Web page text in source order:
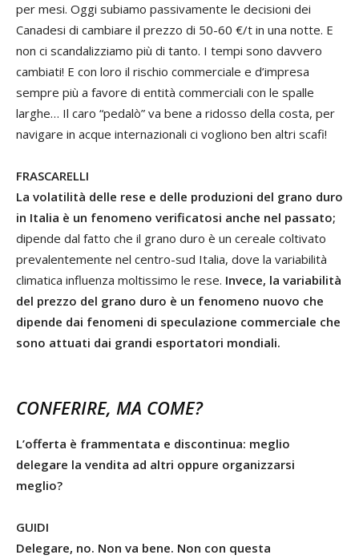
per mesi. Oggi subiamo passivamente le decisioni dei
Canadesi di cambiare il prezzo di 50-60 €/t in una notte. E
non ci scandalizziamo più di tanto. I tempi sono davvero
cambiati! E con loro il rischio commerciale e d’impresa
sempre più a favore di entità commerciali con le spalle
larghe… Il caro “pedalò” va bene a ridosso della costa, per
navigare in acque internazionali ci vogliono ben altri scafi!
FRASCARELLI
La volatilità delle rese e delle produzioni del grano duro
in Italia è un fenomeno verificatosi anche nel passato;
dipende dal fatto che il grano duro è un cereale coltivato
prevalentemente nel centro-sud Italia, dove la variabilità
climatica influenza moltissimo le rese. Invece, la variabilità
del prezzo del grano duro è un fenomeno nuovo che
dipende dai fenomeni di speculazione commerciale che
sono attuati dai grandi esportatori mondiali.
CONFERIRE, MA COME?
L’offerta è frammentata e discontinua: meglio
delegare la vendita ad altri oppure organizzarsi
meglio?
GUIDI
Delegare, no. Non va bene. Non con questa